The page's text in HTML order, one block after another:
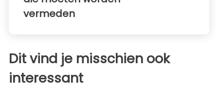
vermeden
Dit vind je misschien ook
interessant